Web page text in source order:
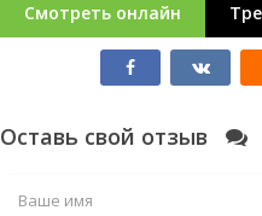
Смотреть онлайн
Оставь свой отзыв